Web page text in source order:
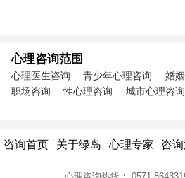
心理咨询范围
心理医生咨询 青少年心理咨询 婚
职场咨询
性心理咨询 城市心理咨询
咨询首页 关于绿岛 心理专家 咨